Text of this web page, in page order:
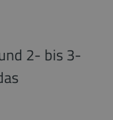
2- bis 3-